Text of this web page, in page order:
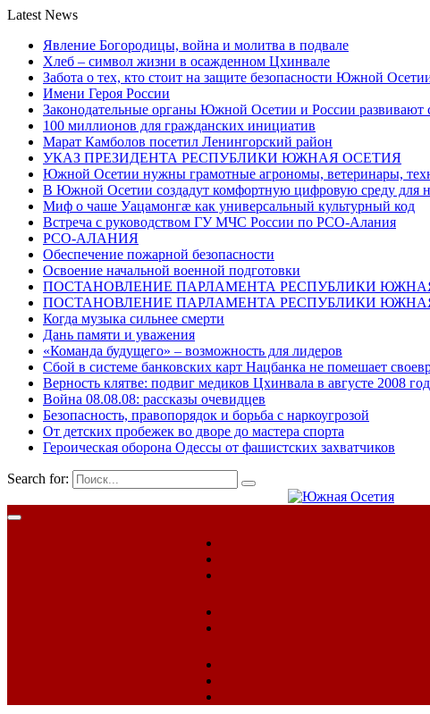
Latest News
Явление Богородицы, война и молитва в подвале
Хлеб – символ жизни в осажденном Цхинвале
Забота о тех, кто стоит на защите безопасности Южной
Имени Героя России
Законодательные органы Южной Осетии и России развивают
100 миллионов для гражданских инициатив
Марат Камболов посетил Ленингорский район
УКАЗ ПРЕЗИДЕНТА РЕСПУБЛИКИ ЮЖНАЯ ОСЕТИЯ
Южной Осетии нужны грамотные агрономы, ветеринары,
В Южной Осетии создадут комфортную цифровую среду для
Миф о чаше Уацамонгæ как универсальный культурный код
Встреча с руководством ГУ МЧС России по РСО-Алания
РСО-АЛАНИЯ
Обеспечение пожарной безопасности
Освоение начальной военной подготовки
ПОСТАНОВЛЕНИЕ ПАРЛАМЕНТА РЕСПУБЛИКИ
ПОСТАНОВЛЕНИЕ ПАРЛАМЕНТА РЕСПУБЛИКИ
Когда музыка сильнее смерти
Дань памяти и уважения
«Команда будущего» – возможность для лидеров
Сбой в системе банковских карт Нацбанка не помешает
Верность клятве: подвиг медиков Цхинвала в августе 2008
Война 08.08.08: рассказы очевидцев
Безопасность, правопорядок и борьба с наркоугрозой
От детских пробежек во дворе до мастера спорта
Героическая оборона Одессы от фашистских захватчиков
Search for: